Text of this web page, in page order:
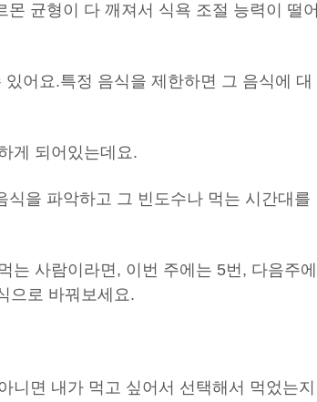
균형이 다 깨져서 식욕 조절 능력이 떨어
있어요.특정 음식을 제한하면 그 음식에 대
게 되어있는데요.
을 파악하고 그 빈도수나 먹는 시간대를
는 사람이라면, 이번 주에는 5번, 다음주에
으로 바꿔보세요.
니면 내가 먹고 싶어서 선택해서 먹었는지